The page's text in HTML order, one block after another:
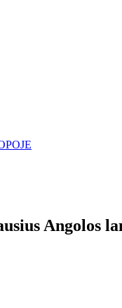
Angolos